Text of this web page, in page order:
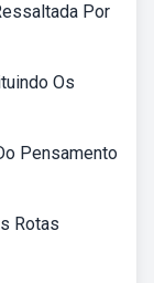
Por
Os
Pensamento
Rotas